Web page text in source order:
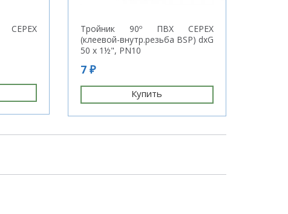
Тройник 90º ПВХ CEPEX
(клеевой-внутр.резьба BSP) dxG
50 x 1½", PN10
7 ₽
Купить